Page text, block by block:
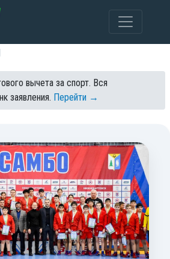
вычета за спорт. Вся
заявления. Перейти →